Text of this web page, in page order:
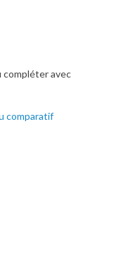
compléter avec
comparatif